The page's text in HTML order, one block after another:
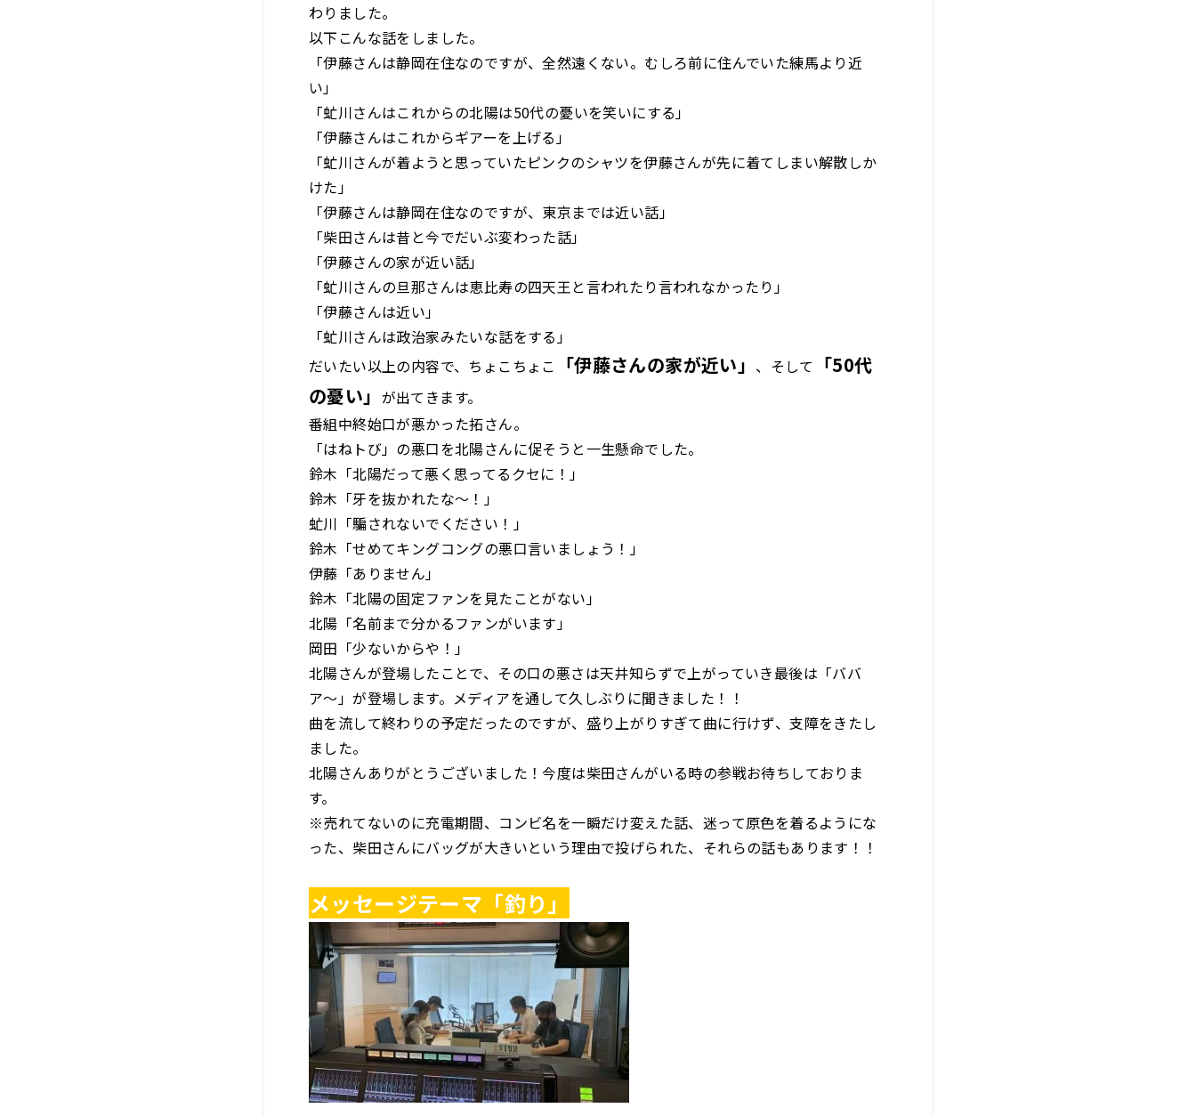
わりました。
以下こんな話をしました。
「伊藤さんは静岡在住なのですが、全然遠くない。むしろ前に住んでいた練馬より近
い」
「虻川さんはこれからの北陽は50代の憂いを笑いにする」
「伊藤さんはこれからギアーを上げる」
「虻川さんが着ようと思っていたピンクのシャツを伊藤さんが先に着てしまい解散しか
けた」
「伊藤さんは静岡在住なのですが、東京までは近い話」
「柴田さんは昔と今でだいぶ変わった話」
「伊藤さんの家が近い話」
「虻川さんの旦那さんは恵比寿の四天王と言われたり言われなかったり」
「伊藤さんは近い」
「虻川さんは政治家みたいな話をする」
だいたい以上の内容で、ちょこちょこ
「伊藤さんの家が近い」 、そして
「50代
の憂い」 が出てきます。
番組中終始口が悪かった拓さん。
「はねトび」の悪口を北陽さんに促そうと一生懸命でした。
鈴木「北陽だって悪く思ってるクセに！」
鈴木「牙を抜かれたな〜！」
虻川「騙されないでください！」
鈴木「せめてキングコングの悪口言いましょう！」
伊藤「ありません」
鈴木「北陽の固定ファンを見たことがない」
北陽「名前まで分かるファンがいます」
岡田「少ないからや！」
北陽さんが登場したことで、その口の悪さは天井知らずで上がっていき最後は「ババ
ア〜」が登場します。メディアを通して久しぶりに聞きました！！
曲を流して終わりの予定だったのですが、盛り上がりすぎて曲に行けず、支障をきたし
ました。
北陽さんありがとうございました！今度は柴田さんがいる時の参戦お待ちしておりま
す。
※売れてないのに充電期間、コンビ名を一瞬だけ変えた話、迷って原色を着るようにな
った、柴田さんにバッグが大きいという理由で投げられた、それらの話もあります！！
メッセージテーマ「釣り」